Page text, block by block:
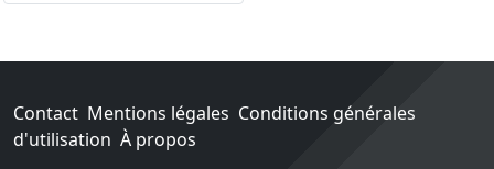
Contact Mentions légales Conditions générales
d'utilisation À propos